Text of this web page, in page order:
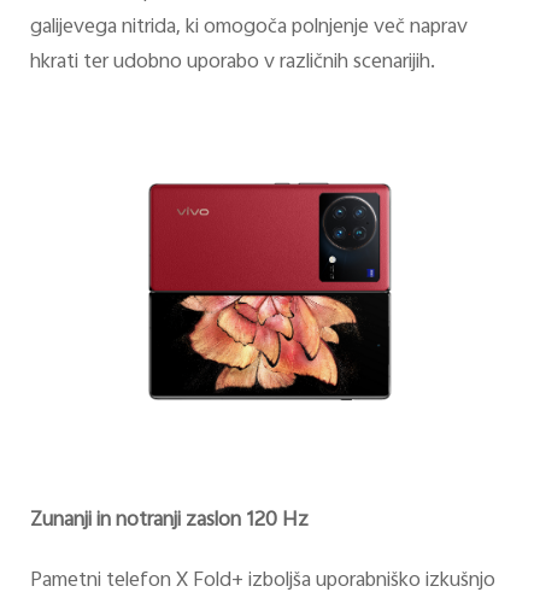
galijevega nitrida, ki omogoča polnjenje več naprav
hkrati ter udobno uporabo v različnih scenarijih.
Zunanji in notranji zaslon 120 Hz
Pametni telefon X Fold+ izboljša uporabniško izkušnjo